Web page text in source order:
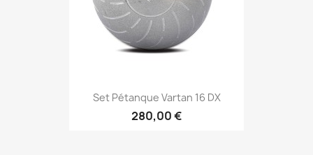
Set Pétanque Vartan 16 DX
280,00 €